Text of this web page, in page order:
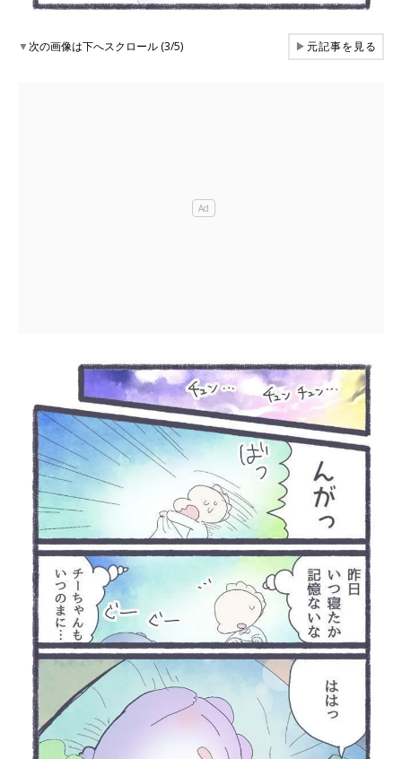
▼次の画像は下へスクロール (3/5) ▶元記事を見る